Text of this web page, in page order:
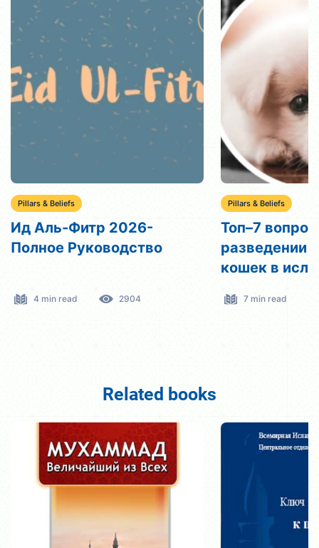
Pillars & Beliefs
Ид Аль-Фитр 2026-
Полное Руководство
4 min read 2904
Pillars & Beliefs
Топ–7
разведении
кошек в
7 min read
Related books